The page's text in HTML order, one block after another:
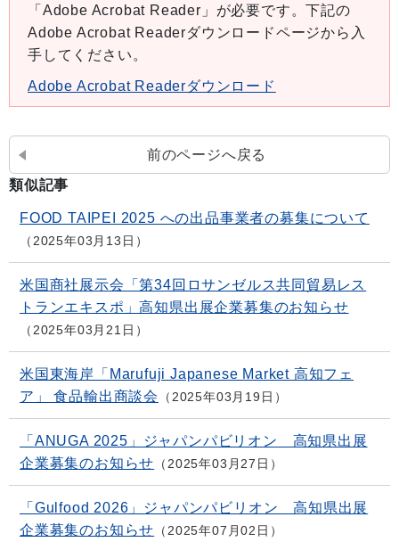
「Adobe Acrobat Reader」が必要です。下記の
Adobe Acrobat Readerダウンロードページから入
手してください。
Adobe Acrobat Readerダウンロード
前のページへ戻る
類似記事
FOOD TAIPEI 2025 への出品事業者の募集について
2025年03月13日
米国商社展示会「第34回ロサンゼルス共同貿易レス
トランエキスポ」高知県出展企業募集のお知らせ
2025年03月21日
米国東海岸「Marufuji Japanese Market 高知フェ
ア」 食品輸出商談会
2025年03月19日
「ANUGA 2025」ジャパンパビリオン 高知県出展
企業募集のお知らせ
2025年03月27日
「Gulfood 2026」ジャパンパビリオン 高知県出展
企業募集のお知らせ
2025年07月02日